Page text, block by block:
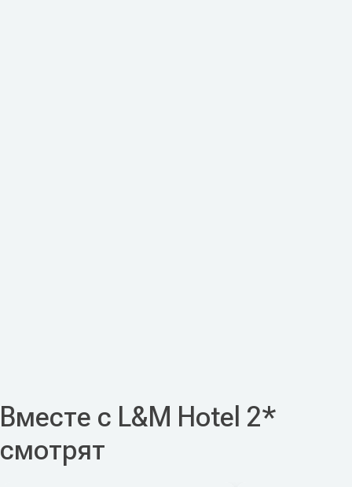
Вместе с L&M Hotel 2*
смотрят